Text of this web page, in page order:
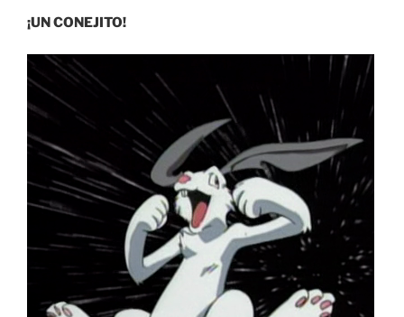
¡UN CONEJITO!